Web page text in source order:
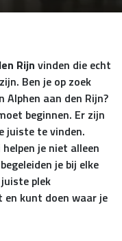
Rijn vinden die echt
Ben je op zoek
Alphen aan den Rijn?
beginnen. Er zijn
juiste te vinden.
je niet alleen
je bij elke
plek
kunt doen waar je